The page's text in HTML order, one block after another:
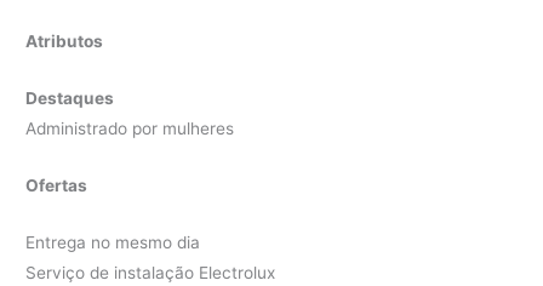
Atributos
Destaques
Administrado por mulheres
Ofertas
Entrega no mesmo dia
Serviço de instalação Electrolux